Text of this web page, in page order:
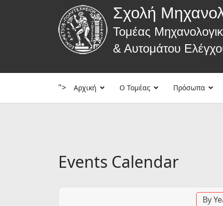
Σχολή
Τομέας
& Αυτομάτου
"> Αρχική Ο Τομέας Πρόσωπα
Events Calendar
By